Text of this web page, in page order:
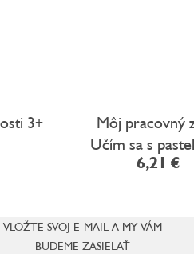
3+
Môj pracovný
Učím sa s
6,21 €
VLOŽTE SVOJ E-MAIL A MY VÁM
BUDEME ZASIELAŤ